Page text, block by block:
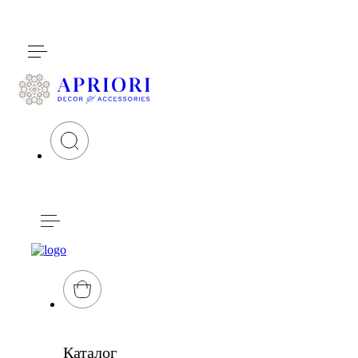
Каталог